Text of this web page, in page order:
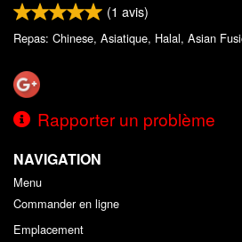
(1 avis)
Repas: Chinese, Asiatique, Halal, Asian
Rapporter un problème
NAVIGATION
Menu
Commander en ligne
Emplacement